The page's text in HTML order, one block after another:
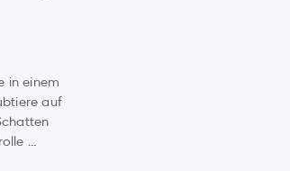
in einem
auf
...